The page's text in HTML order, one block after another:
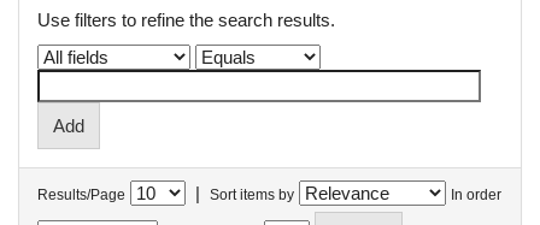
Use filters to refine the search results.
Results/Page | Sort items by In order